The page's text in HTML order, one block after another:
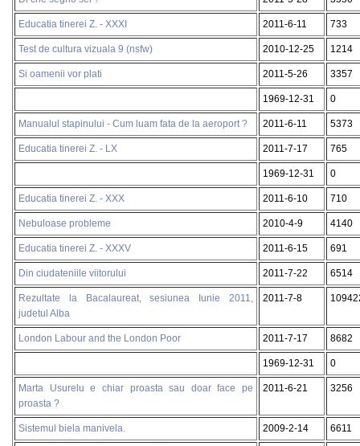
Educatia tinerei Z. - XXXI 2011-6-11 733
Test de cultura vizuala 9 (nsfw) 2010-12-25 1214
Si oamenii vor plati 2011-5-26 3357
1969-12-31 0
Manualul stapinului - Cum luam fata de la aeroport ? 2011-6-11 5373
Educatia tinerei Z. - LX 2011-7-17 765
1969-12-31 0
Educatia tinerei Z. - XXX 2011-6-10 710
Nebuloase probleme 2010-4-9 4140
Educatia tinerei Z. - XXXV 2011-6-15 691
Din ciudateniile viitorului 2011-7-22 6514
Rezultate la Bacalaureat, sesiunea Iunie 2011,
judetul Alba
2011-7-8
London Labour and the London Poor 2011-7-17 8682
1969-12-31 0
Marta Usurelu e chiar proasta sau doar face pe
proasta ?
2011-6-21 3256
Sistemul biela manivela. 2009-2-14 6611